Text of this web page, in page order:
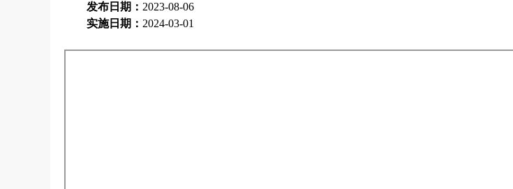
发布日期： 2023-08-06
实施日期： 2024-03-01